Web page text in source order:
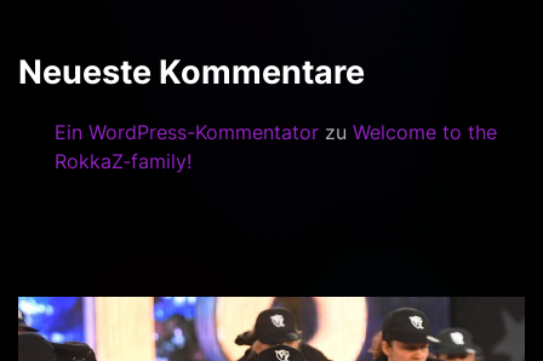
Neueste Kommentare
Ein WordPress-Kommentator zu Welcome to the
RokkaZ-family!